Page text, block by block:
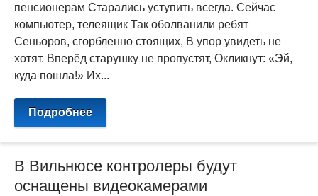
пенсионерам Старались уступить всегда. Сейчас
компьютер, телеящик Так оболванили ребят
Сеньоров, сгорбленно стоящих, В упор увидеть не
хотят. Вперёд старушку не пропустят, Окликнут: «Эй,
куда пошла!» Их...
Подробнее
В Вильнюсе контролеры будут
оснащены видеокамерами